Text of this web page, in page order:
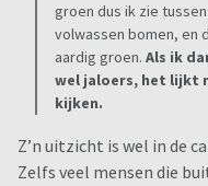
groen dus ik zie
volwassen bomen, en
aardig groen. Als ik
wel jaloers, het lijkt
kijken.
Z’n uitzicht is wel in de
Zelfs veel mensen die